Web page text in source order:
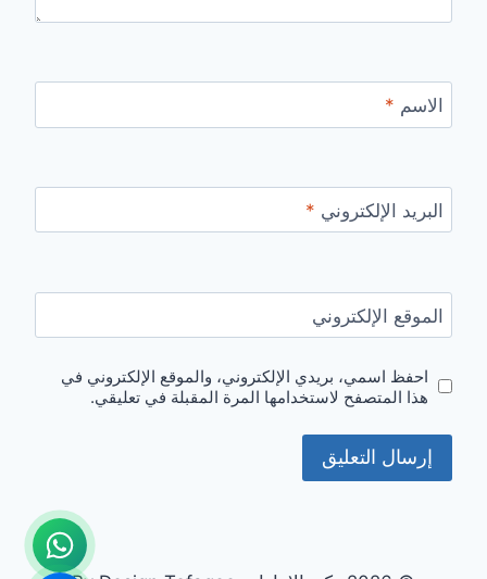
الاسم *
البريد الإلكتروني *
الموقع الإلكتروني
احفظ اسمي، بريدي الإلكتروني، والموقع الإلكتروني في
هذا المتصفح لاستخدامها المرة المقبلة في تعليقي.